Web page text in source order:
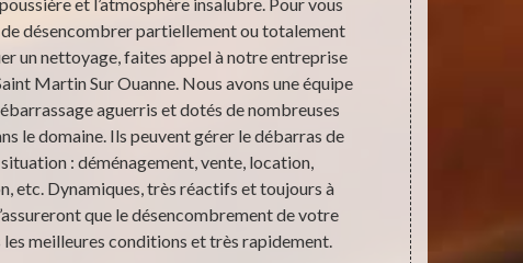
et l’atmosphère insalubre. Pour vous
désencombrer partiellement ou totalement
un nettoyage, faites appel à notre entreprise
Martin Sur Ouanne. Nous avons une équipe
aguerris et dotés de nombreuses
le domaine. Ils peuvent gérer le débarras de
: déménagement, vente, location,
etc. Dynamiques, très réactifs et toujours à
que le désencombrement de votre
les meilleures conditions et très rapidement.